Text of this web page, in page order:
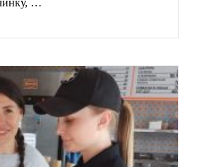
…